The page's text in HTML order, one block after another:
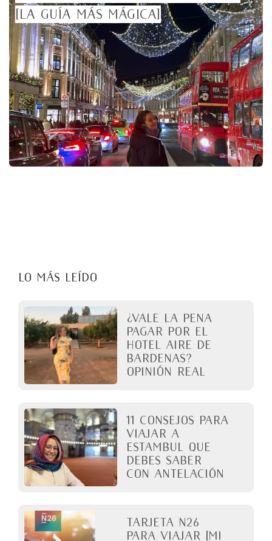
[LA GUÍA MÁS MÁGICA]
LO MÁS LEÍDO
¿Vale la pena
pagar por el
Hotel Aire de
Bardenas?
Opinión real
11 Consejos para
viajar a
Estambul que
debes saber
con antelación
Tarjeta N26
para viajar [Mi